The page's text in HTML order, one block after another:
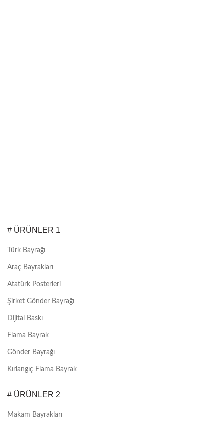
# ÜRÜNLER 1
Türk Bayrağı
Araç Bayrakları
Atatürk Posterleri
Şirket Gönder Bayrağı
Dijital Baskı
Flama Bayrak
Gönder Bayrağı
Kırlangıç Flama Bayrak
# ÜRÜNLER 2
Makam Bayrakları